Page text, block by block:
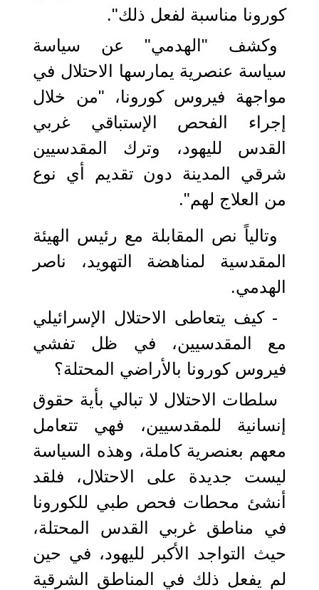
كورونا مناسبة لفعل ذلك".
وكشف "الهدمي" عن سياسة
سياسة عنصرية يمارسها الاحتلال في
مواجهة فيروس كورونا، "من خلال
إجراء الفحص الإستباقي غربي
القدس لليهود، وترك المقدسيين
شرقي المدينة دون تقديم أي نوع
من العلاج لهم".
وتالياً نص المقابلة مع رئيس الهيئة
المقدسية لمناهضة التهويد، ناصر
الهدمي.
- كيف يتعاطى الاحتلال الإسرائيلي
مع المقدسيين، في ظل تفشي
فيروس كورونا بالأراضي المحتلة؟
سلطات الاحتلال لا تبالي بأية حقوق
إنسانية للمقدسيين، فهي تتعامل
معهم بعنصرية كاملة، وهذه السياسة
ليست جديدة على الاحتلال، فلقد
أنشئ محطات فحص طبي للكورونا
في مناطق غربي القدس المحتلة،
حيث التواجد الأكبر لليهود، في حين
لم يفعل ذلك في المناطق الشرقية